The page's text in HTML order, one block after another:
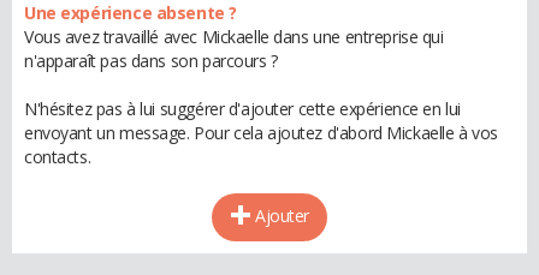
Une expérience absente ?
Vous avez travaillé avec Mickaelle dans une entreprise qui
n'apparaît pas dans son parcours ?
N'hésitez pas à lui suggérer d'ajouter cette expérience en lui
envoyant un message. Pour cela ajoutez d'abord Mickaelle à vos
contacts.
Ajouter